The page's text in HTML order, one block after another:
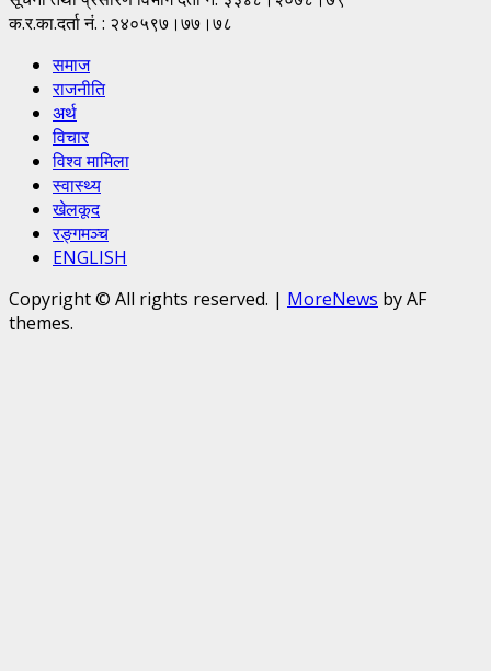
क.र.का.दर्ता नं. : २४०५९७।७७।७८
समाज
राजनीति
अर्थ
विचार
विश्व मामिला
स्वास्थ्य
खेलकूद
रङ्गमञ्च
ENGLISH
Copyright © All rights reserved. | MoreNews by AF
themes.